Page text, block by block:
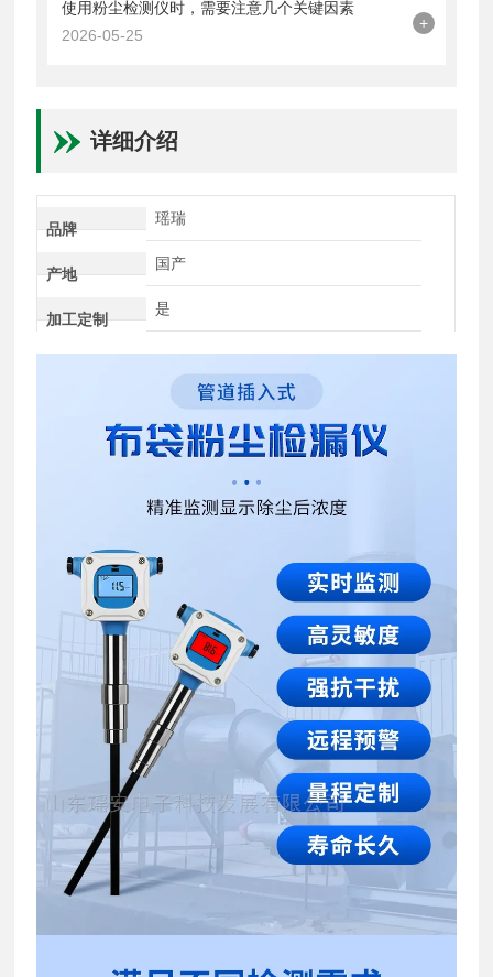
使用粉尘检测仪时，需要注意几个关键因素
2026-05-25
+
详细介绍
品牌
瑶瑞
产地
国产
加工定制
是